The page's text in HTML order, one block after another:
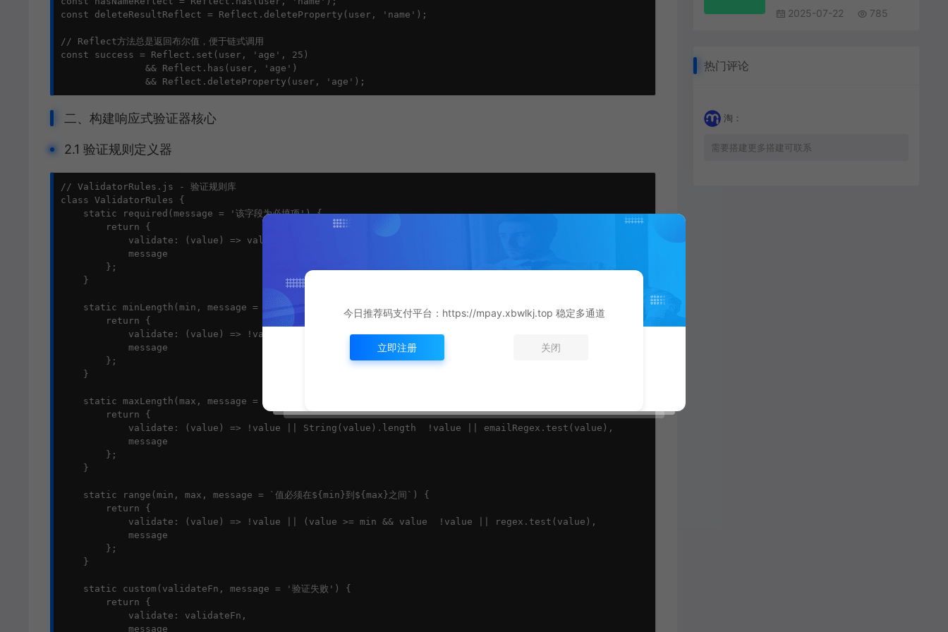
const deleteResultReflect = Reflect.deleteProperty(user, 'name');
// Reflect方法总是返回布尔值，便于链式调用
const success = Reflect.set(user, 'age', 25)
               && Reflect.has(user, 'age')
               && Reflect.deleteProperty(user, 'age');
二、构建响应式验证器核心
2.1 验证规则定义器
// ValidatorRules.js - 验证规则库
class ValidatorRules {
    static required(message = '该字段为必填项') {
        return {
            validate: (value) => value != null && value !== '',
            message
        };
    }
    static minLength(min, message = `长度不能少于${min}个字符`) {
        return {
            validate: (value) => !value || String(value).length >= min,
            message
        };
    }
    static maxLength(max, message = `长度不能超过${max}个字符`) {
        return {
            validate: (value) => !value || String(value).length  !value || emailRegex.test(value),
            message
        };
    }
    static range(min, max, message = `值必须在${min}到${max}之间`) {
        return {
            validate: (value) => !value || (value >= min && value  !value || regex.test(value),
            message
        };
    }
    static custom(validateFn, message = '验证失败') {
        return {
            validate: validateFn,
            message
2025-07-22 785
热门评论
淘：
需要搭建更多搭建可联系
今日推荐码支付平台：https://mpay.xbwlkj.top 稳定多通道
立即注册 关闭